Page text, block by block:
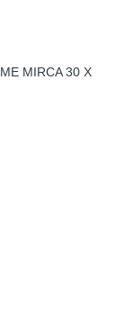
MIRCA 30 X